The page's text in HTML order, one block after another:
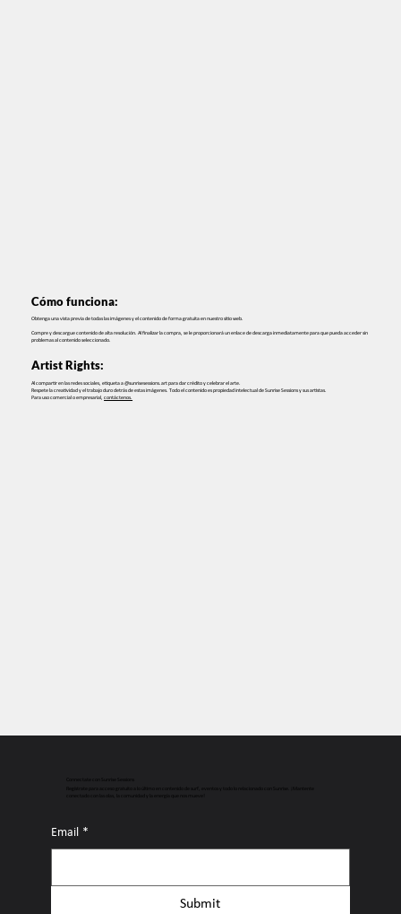
Cómo funciona:
Obtenga una vista previa de todas las imágenes y el contenido de forma gratuita en nuestro sitio web.
Compre y descargue contenido de alta resolución. Al finalizar la compra, se le proporcionará un enlace de descarga inmediatamente para que pueda acceder sin
problemas al contenido seleccionado.
Artist Rights:
Al compartir en las redes sociales, etiqueta a @sunrisesessions.art para dar crédito y celebrar el arte.
Respete la creatividad y el trabajo duro detrás de estas imágenes. Todo el contenido es propiedad intelectual de Sunrise Sessions y sus artistas.
Para uso comercial o empresarial,contáctenos.
Regístrate para acceso gratuito a lo último en contenido de surf, eventos y todo lo relacionado con Sunrise. ¡Mantente
conectado con las olas, la comunidad y la energía que nos mueve!
Email *
Submit